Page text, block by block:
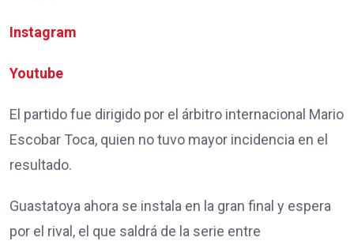
Instagram
Youtube
El partido fue dirigido por el árbitro internacional Mario
Escobar Toca, quien no tuvo mayor incidencia en el
resultado.
Guastatoya ahora se instala en la gran final y espera
por el rival, el que saldrá de la serie entre